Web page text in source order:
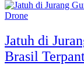
Jatuh di
Brasil